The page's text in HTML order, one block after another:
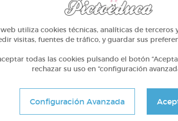
@Webparaelespanol
utiliza cookies técnicas, analíticas de terceros
visitas, fuentes de tráfico, y guardar sus
todas las cookies pulsando el botón
rechazar su uso en “configuración
Configuración Avanzada